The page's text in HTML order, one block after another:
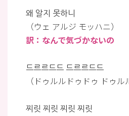
왜 알지 못하니
（ウェ アルジ モッハニ）
訳：なんで気づかないの
드르르드드 드르르드드
（ドゥルルドゥドゥ ドゥル
찌릿 찌릿 찌릿 찌릿